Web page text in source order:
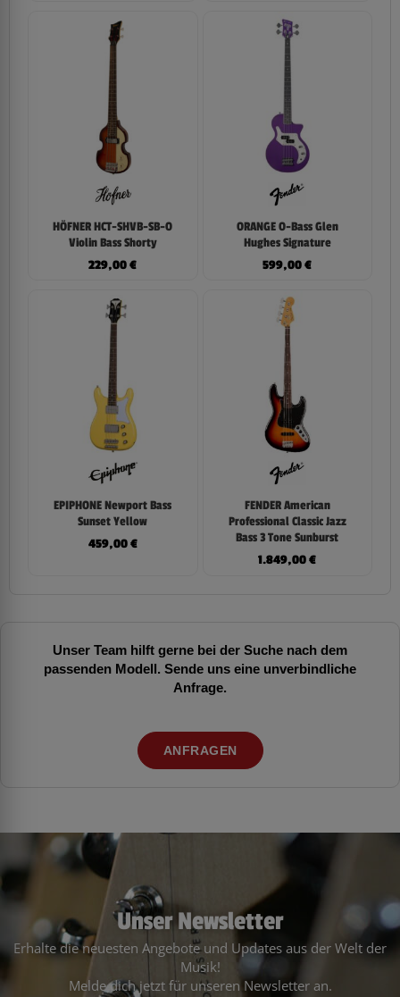
HÖFNER HCT-SHVB-SB-O
Violin Bass Shorty
229,00€
ORANGE O-Bass Glen
Hughes Signature
599,00€
EPIPHONE Newport Bass
Sunset Yellow
459,00€
FENDER American
Professional Classic Jazz
Bass 3 Tone Sunburst
1.849,00€
Unser Team hilft gerne bei der Suche nach dem
passenden Modell. Sende uns eine unverbindliche
Anfrage.
ANFRAGEN
Unser Newsletter
Erhalte die neuesten Angebote und Updates aus der Welt der
Musik!
Melde dich jetzt für unseren Newsletter an.